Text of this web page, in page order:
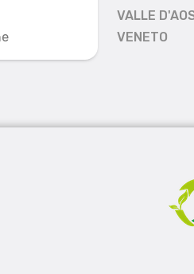
VALLE
VENETO